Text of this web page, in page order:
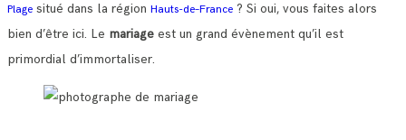
Plage situé dans la région Hauts-de–France ? Si oui, vous faites alors
bien d’être ici. Le mariage est un grand évènement qu’il est
primordial d’immortaliser.